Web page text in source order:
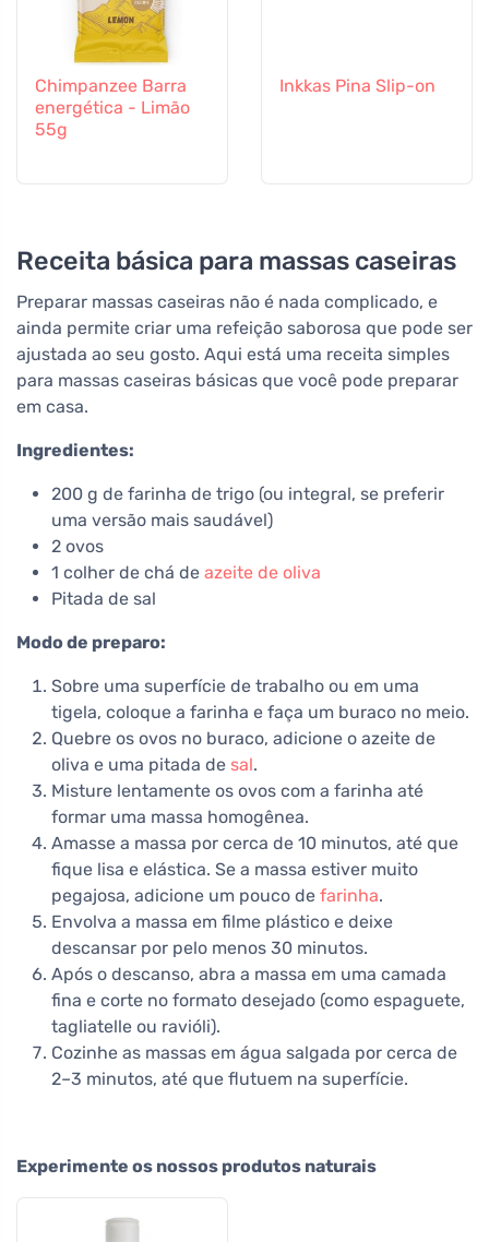
Chimpanzee Barra
energética - Limão
55g
Inkkas Pina Slip-on
Receita básica para massas caseiras
Preparar massas caseiras não é nada complicado, e
ainda permite criar uma refeição saborosa que pode ser
ajustada ao seu gosto. Aqui está uma receita simples
para massas caseiras básicas que você pode preparar
em casa.
Ingredientes:
200 g de farinha de trigo (ou integral, se preferir
uma versão mais saudável)
2 ovos
1 colher de chá de azeite de oliva
Pitada de sal
Modo de preparo:
Sobre uma superfície de trabalho ou em uma
tigela, coloque a farinha e faça um buraco no meio.
Quebre os ovos no buraco, adicione o azeite de
oliva e uma pitada de sal.
Misture lentamente os ovos com a farinha até
formar uma massa homogênea.
Amasse a massa por cerca de 10 minutos, até que
fique lisa e elástica. Se a massa estiver muito
pegajosa, adicione um pouco de farinha.
Envolva a massa em filme plástico e deixe
descansar por pelo menos 30 minutos.
Após o descanso, abra a massa em uma camada
fina e corte no formato desejado (como espaguete,
tagliatelle ou ravióli).
Cozinhe as massas em água salgada por cerca de
2–3 minutos, até que flutuem na superfície.
Experimente os nossos produtos naturais